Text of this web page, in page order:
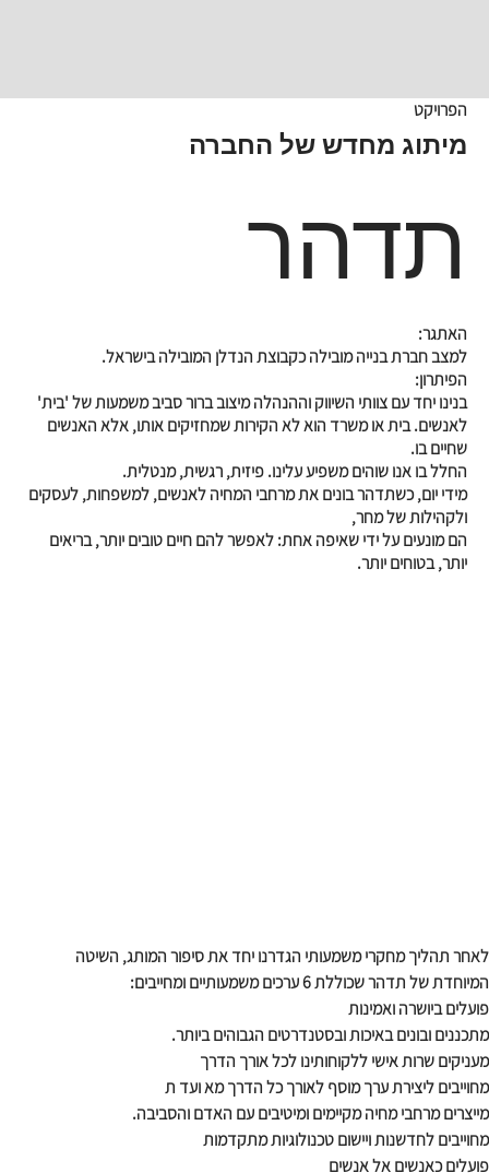
תדהר
האתגר:
למצב חברת בנייה מובילה כקבוצת הנדלן המובילה בישראל.
הפיתרון:
בנינו יחד עם צוותי השיווק וההנהלה מיצוב ברור סביב משמעות של 'בית'
לאנשים. בית או משרד הוא לא הקירות שמחזיקים אותו, אלא האנשים
שחיים בו.
החלל בו אנו שוהים משפיע עלינו. פיזית, רגשית, מנטלית.
מידי יום, כשתדהר בונים את מרחבי המחיה לאנשים, למשפחות, לעסקים
ולקהילות של מחר,
הם מונעים על ידי שאיפה אחת: לאפשר להם חיים טובים יותר, בריאים
יותר, בטוחים יותר.
הפרויקט
מיתוג מחדש של החברה
לאחר תהליך מחקרי משמעותי הגדרנו יחד את סיפור המותג, השיטה
המיוחדת של תדהר שכוללת 6 ערכים משמעותיים ומחייבים:
פועלים ביושרה ואמינות
מתכננים ובונים באיכות ובסטנדרטים הגבוהים ביותר.
מעניקים שרות אישי ללקוחותינו לכל אורך הדרך
מחוייבים ליצירת ערך מוסף לאורך כל הדרך מא ועד ת
מייצרים מרחבי מחיה מקיימים ומיטיבים עם האדם והסביבה.
מחוייבים לחדשנות ויישום טכנולוגיות מתקדמות
פועלים כאנשים אל אנשים